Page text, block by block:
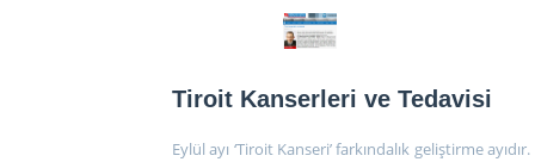
Tiroit Kanserleri ve Tedavisi
Eylül ayı ‘Tiroit Kanseri’ farkındalık geliştirme ayıdır.